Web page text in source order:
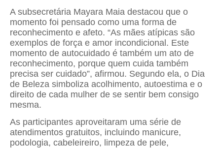
A subsecretária Mayara Maia destacou que o
momento foi pensado como uma forma de
reconhecimento e afeto. “As mães atípicas são
exemplos de força e amor incondicional. Este
momento de autocuidado é também um ato de
reconhecimento, porque quem cuida também
precisa ser cuidado”, afirmou. Segundo ela, o Dia
de Beleza simboliza acolhimento, autoestima e o
direito de cada mulher de se sentir bem consigo
mesma.
As participantes aproveitaram uma série de
atendimentos gratuitos, incluindo manicure,
podologia, cabeleireiro, limpeza de pele,